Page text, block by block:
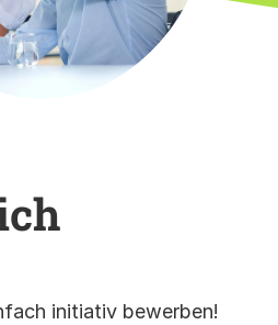
initiativ bewerben!